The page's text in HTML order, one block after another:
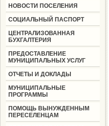
НОВОСТИ ПОСЕЛЕНИЯ
СОЦИАЛЬНЫЙ ПАСПОРТ
ЦЕНТРАЛИЗОВАННАЯ
БУХГАЛТЕРИЯ
ПРЕДОСТАВЛЕНИЕ
МУНИЦИПАЛЬНЫХ УСЛУГ
ОТЧЕТЫ И ДОКЛАДЫ
МУНИЦИПАЛЬНЫЕ
ПРОГРАММЫ
ПОМОЩЬ ВЫНУЖДЕННЫМ
ПЕРЕСЕЛЕНЦАМ